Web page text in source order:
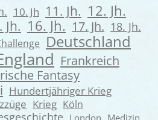
10. Jh 11. Jh. 12. Jh.
Jh. 16. Jh. 17. Jh. 18. Jh.
Deutschland
Frankreich
Fantasy
Hundertjähriger Krieg
Krieg Köln
London Medizin